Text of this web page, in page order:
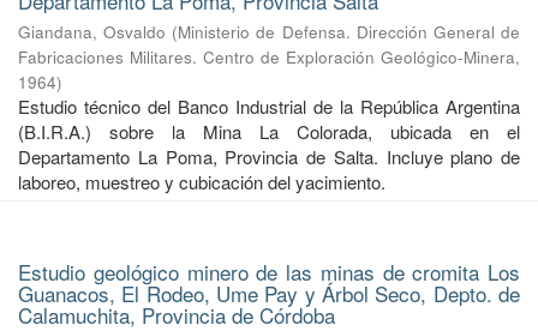
Giandana, Osvaldo (Ministerio de Defensa. Dirección General de
Fabricaciones Militares. Centro de Exploración Geológico-Minera,
1964)
Estudio técnico del Banco Industrial de la República Argentina
(B.I.R.A.) sobre la Mina La Colorada, ubicada en el
Departamento La Poma, Provincia de Salta. Incluye plano de
laboreo, muestreo y cubicación del yacimiento.
Estudio geológico minero de las minas de cromita Los
Guanacos, El Rodeo, Ume Pay y Árbol Seco, Depto. de
Calamuchita, Provincia de Córdoba